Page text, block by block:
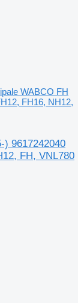
WABCO FH
FH16, NH12,
) 9617242040
FH, VNL780